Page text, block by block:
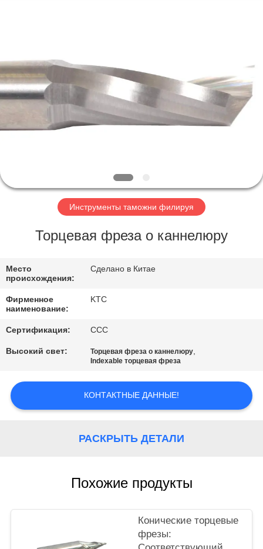
ДОМ
ПРОДУКТЫ
О
ПУТЕШЕСТВИЕ
ФАБРИКИ
ПРОВЕРКА
КАЧЕСТВА
СВЯЖИТЕСЬ
МЫ
СПРОСИТЕ
ЦИТАТУ
КАРТА
PRIVACY
Инструменты таможни филируя
Торцевая фреза о каннелюру
Место
происхождения:
Сделано в Китае
Фирменное
наименование:
KTC
Сертификация: CCC
Высокий свет: Торцевая фреза о каннелюру,
Indexable торцевая фреза
КОНТАКТНЫЕ ДАННЫЕ!
РАСКРЫТЬ ДЕТАЛИ
Похожие продукты
Конические торцевые
фрезы: